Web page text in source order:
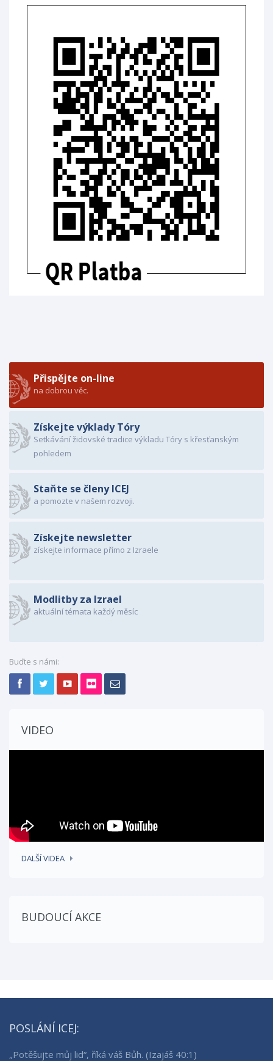
Přispějte on-line
na dobrou věc.
Získejte výklady Tóry
Setkávání židovské tradice výkladu Tóry s křesťanským
pohledem
Staňte se členy ICEJ
a pomozte v našem rozvoji.
Získejte newsletter
získejte informace přímo z Izraele
Modlitby za Izrael
aktuální témata každý měsíc
Buďte s námi:
VIDEO
DALŠÍ VIDEA
BUDOUCÍ AKCE
POSLÁNÍ ICEJ:
„Potěšujte můj lid“, říká váš Bůh. (Izajáš 40:1)